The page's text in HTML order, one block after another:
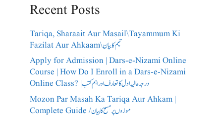
Recent Posts
Tariqa, Sharaait Aur Masail\Tayammum Ki
Fazilat Aur Ahkaam\تیمم کا بیان
Apply for Admission | Dars-e-Nizami Online
Course | How Do I Enroll in a Dars-e-Nizami
Online Class? |درجہ عالیہ اول کا تعارف اور اہم کتب
Mozon Par Masah Ka Tariqa Aur Ahkam |
Complete Guide /​موزوں پر مسح کا بیان